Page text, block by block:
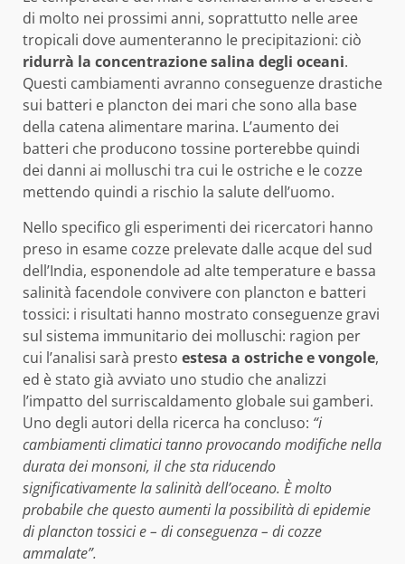
di molto nei prossimi anni, soprattutto nelle aree
tropicali dove aumenteranno le precipitazioni: ciò
ridurrà la concentrazione salina degli oceani.
Questi cambiamenti avranno conseguenze drastiche
sui batteri e plancton dei mari che sono alla base
della catena alimentare marina. L’aumento dei
batteri che producono tossine porterebbe quindi
dei danni ai molluschi tra cui le ostriche e le cozze
mettendo quindi a rischio la salute dell’uomo.
Nello specifico gli esperimenti dei ricercatori hanno
preso in esame cozze prelevate dalle acque del sud
dell’India, esponendole ad alte temperature e bassa
salinità facendole convivere con plancton e batteri
tossici: i risultati hanno mostrato conseguenze gravi
sul sistema immunitario dei molluschi: ragion per
cui l’analisi sarà presto estesa a ostriche e vongole,
ed è stato già avviato uno studio che analizzi
l’impatto del surriscaldamento globale sui gamberi.
Uno degli autori della ricerca ha concluso: “i
cambiamenti climatici tanno provocando modifiche nella
durata dei monsoni, il che sta riducendo
significativamente la salinità dell’oceano. È molto
probabile che questo aumenti la possibilità di epidemie
di plancton tossici e – di conseguenza – di cozze
ammalate”.